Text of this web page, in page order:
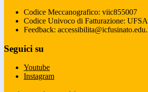
Codice Meccanografico: viic855007
Codice Univoco di Fatturazione:
Feedback:
Seguici su
Youtube
Instagram